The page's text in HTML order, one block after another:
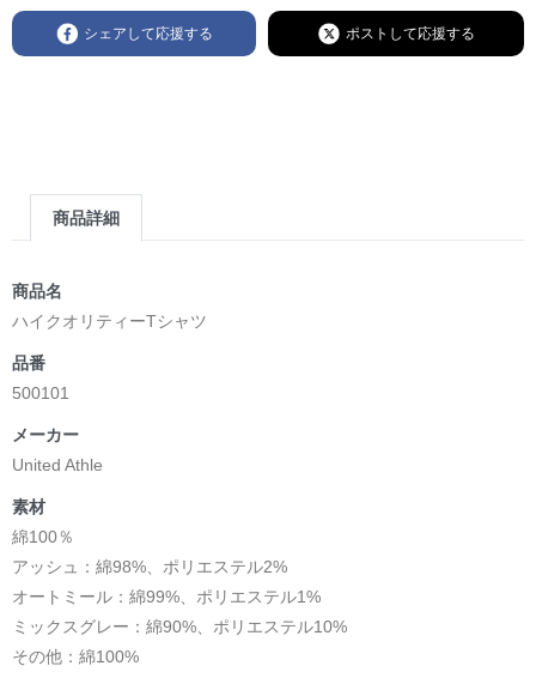
シェアして応援する ポストして応援する
商品詳細
商品名
ハイクオリティーTシャツ
品番
500101
メーカー
United Athle
素材
綿100％
アッシュ：綿98%、ポリエステル2%
オートミール：綿99%、ポリエステル1%
ミックスグレー：綿90%、ポリエステル10%
その他：綿100%